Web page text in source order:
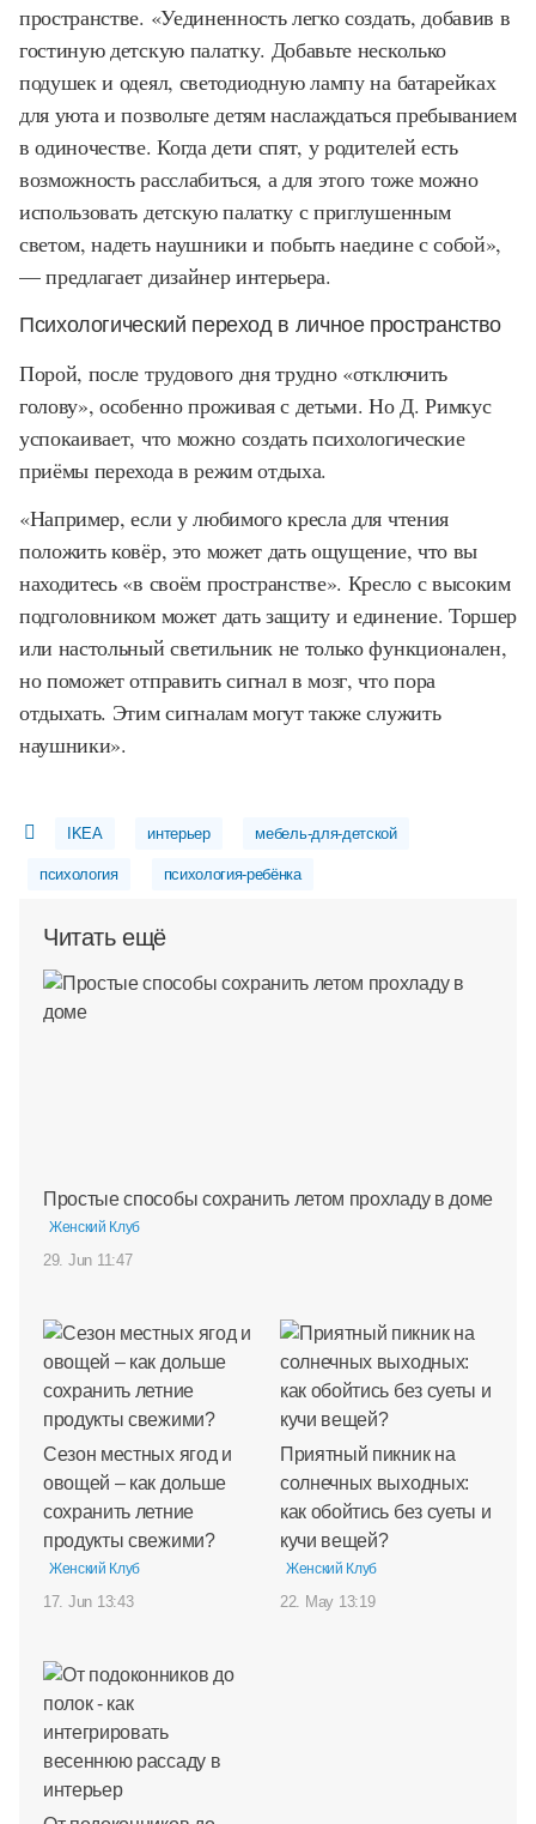
пространстве. «Уединенность легко создать, добавив в
гостиную детскую палатку. Добавьте несколько
подушек и одеял, светодиодную лампу на батарейках
для уюта и позвольте детям наслаждаться пребыванием
в одиночестве. Когда дети спят, у родителей есть
возможность расслабиться, а для этого тоже можно
использовать детскую палатку с приглушенным
светом, надеть наушники и побыть наедине с собой»,
— предлагает дизайнер интерьера.
Психологический переход в личное пространство
Порой, после трудового дня трудно «отключить
голову», особенно проживая с детьми. Но Д. Римкус
успокаивает, что можно создать психологические
приёмы перехода в режим отдыха.
«Например, если у любимого кресла для чтения
положить ковёр, это может дать ощущение, что вы
находитесь «в своём пространстве». Кресло с высоким
подголовником может дать защиту и единение. Торшер
или настольный светильник не только функционален,
но поможет отправить сигнал в мозг, что пора
отдыхать. Этим сигналам могут также служить
наушники».
IKEA интерьер мебель-для-детской
психология психология-ребёнка
Читать ещё
Простые способы сохранить летом прохладу в доме
Женский Клуб
29. Jun 11:47
Сезон местных ягод и
овощей – как дольше
сохранить летние
продукты свежими?
Женский Клуб
17. Jun 13:43
Приятный пикник на
солнечных выходных:
как обойтись без суеты и
кучи вещей?
Женский Клуб
22. May 13:19